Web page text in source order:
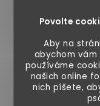
Povolte
Aby na
abychom vám
používáme
našich online
nich píšete,
plnitelný, pro